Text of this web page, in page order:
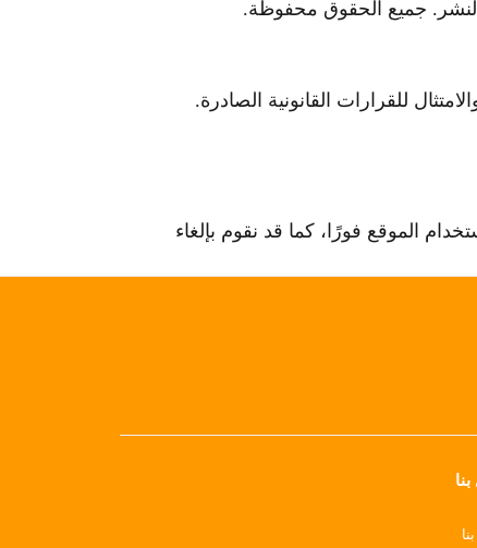
جميع الحقوق محفوظة.
للقرارات القانونية الصادرة.
الموقع فورًا، كما قد نقوم بإلغاء